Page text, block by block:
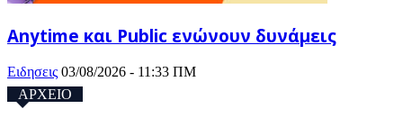
Anytime και Public ενώνουν δυνάμεις
Ειδησεις 03/08/2026 - 11:33 ΠΜ
ΑΡΧΕΙΟ